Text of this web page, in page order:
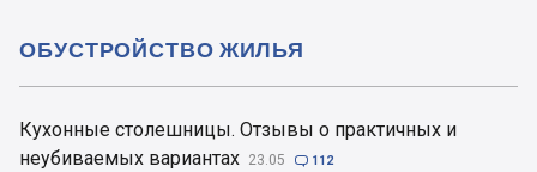
Кухонные столешницы. Отзывы о практичных и
неубиваемых вариантах 23.05  112
ОБУСТРОЙСТВО ЖИЛЬЯ